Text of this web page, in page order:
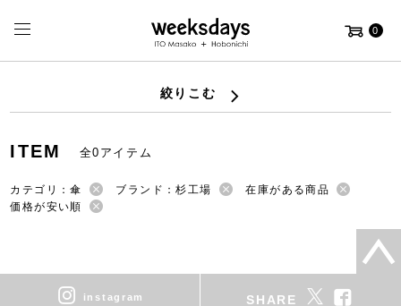
0
絞りこむ
ITEM 全0アイテム
カテゴリ：傘 ブランド：杉工場
在庫がある商品
価格が安い順
instagram SHARE